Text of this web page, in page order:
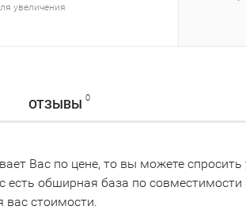
увеличения
ОТЗЫВЫ 0
Вас по цене, то вы можете
обширная база по
вас стоимости.